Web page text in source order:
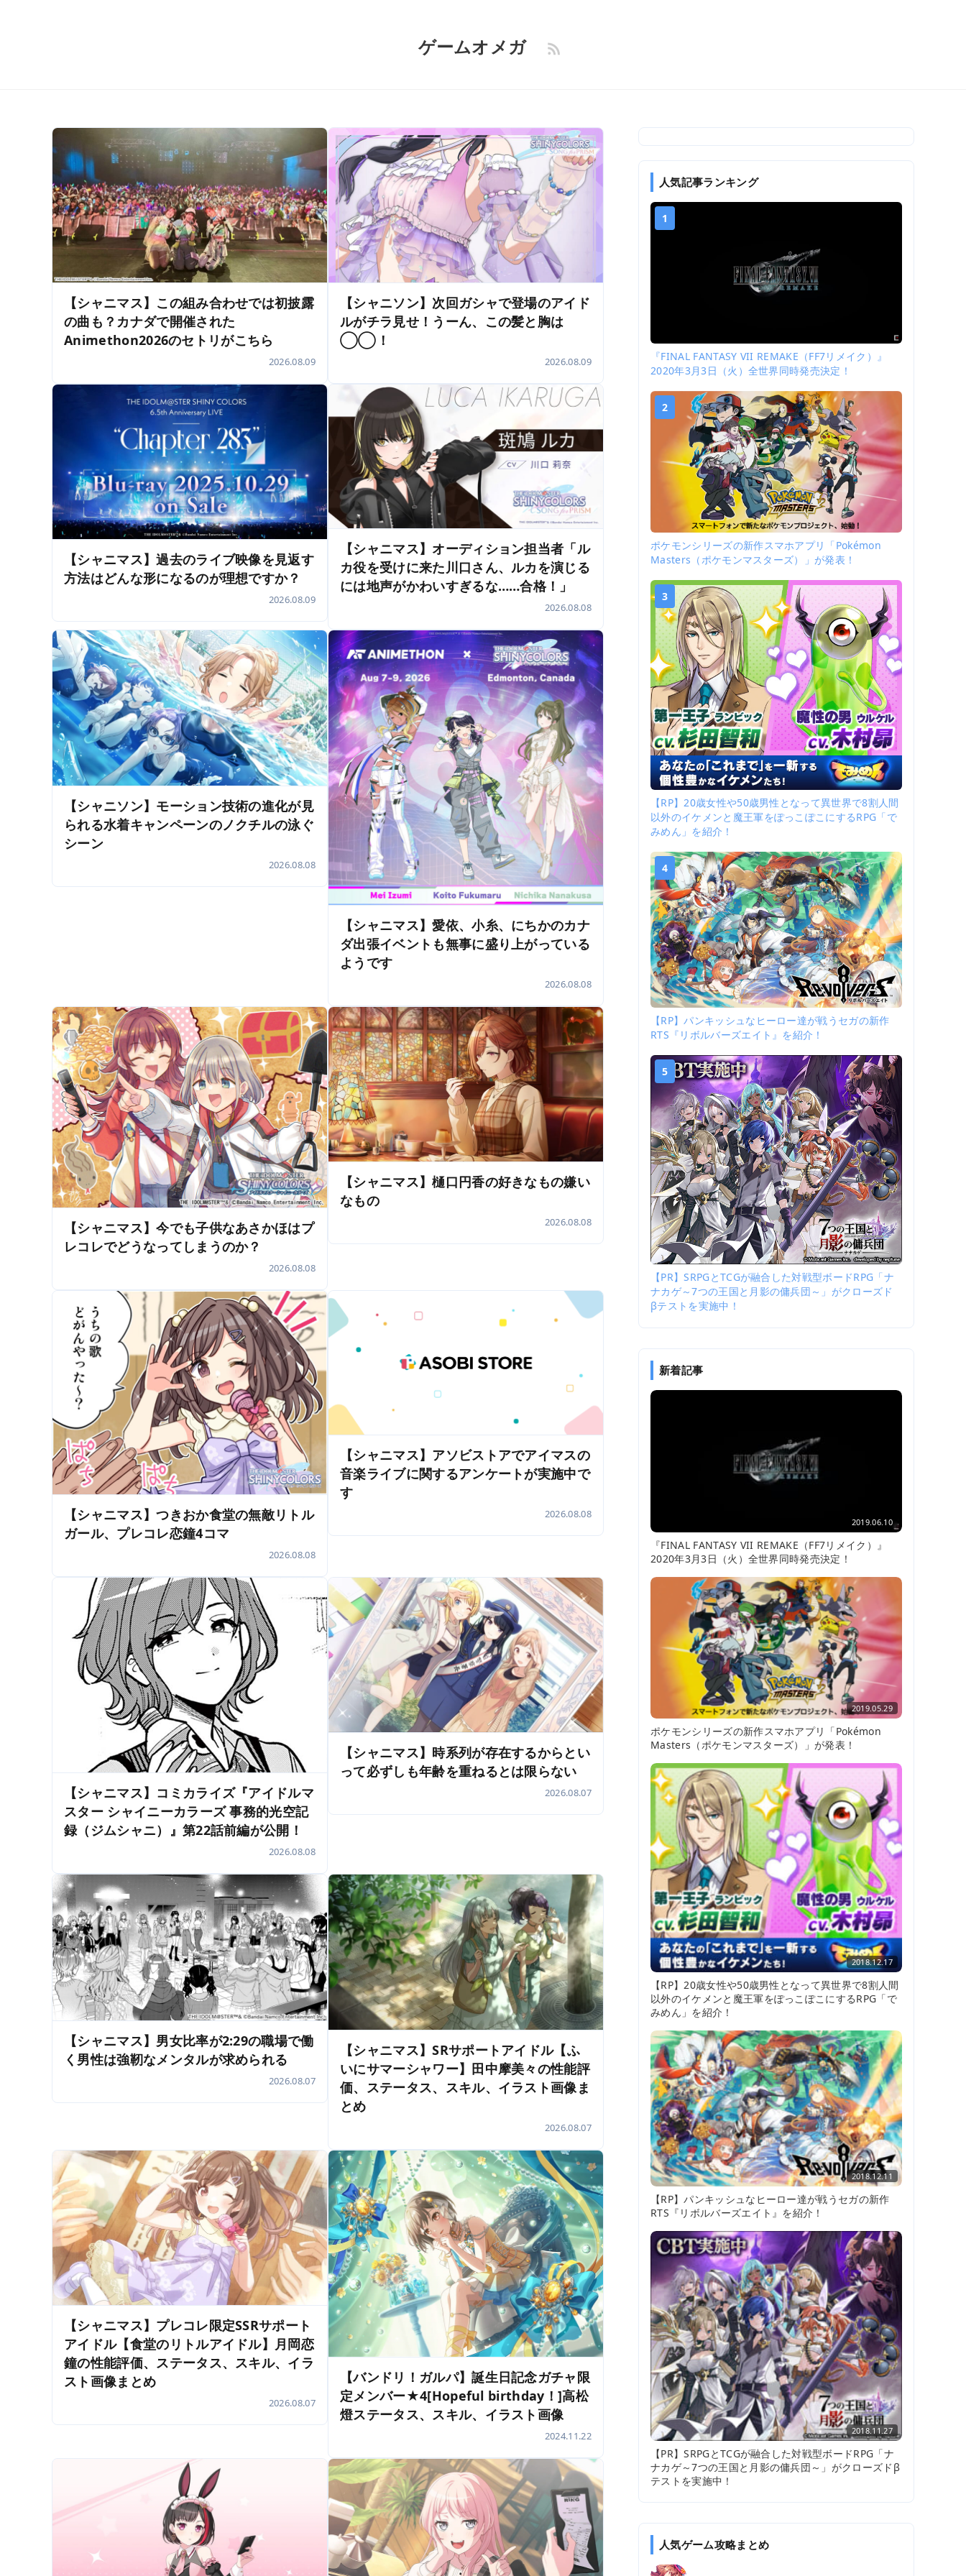
ゲームオメガ
【シャニマス】この組み合わせでは初披露
の曲も？カナダで開催された
Animethon2026のセトリがこちら
2026.08.09
【シャニソン】次回ガシャで登場のアイド
ルがチラ見せ！うーん、この髪と胸は
◯◯！
2026.08.09
【シャニマス】過去のライブ映像を見返す
方法はどんな形になるのが理想ですか？
2026.08.09
【シャニマス】オーディション担当者「ル
カ役を受けに来た川口さん、ルカを演じる
には地声がかわいすぎるな……合格！」
2026.08.08
【シャニソン】モーション技術の進化が見
られる水着キャンペーンのノクチルの泳ぐ
シーン
2026.08.08
【シャニマス】愛依、小糸、にちかのカナ
ダ出張イベントも無事に盛り上がっている
ようです
2026.08.08
【シャニマス】今でも子供なあさかほはプ
レコレでどうなってしまうのか？
2026.08.08
【シャニマス】樋口円香の好きなもの嫌い
なもの
2026.08.08
【シャニマス】つきおか食堂の無敵リトル
ガール、プレコレ恋鐘4コマ
2026.08.08
【シャニマス】アソビストアでアイマスの
音楽ライブに関するアンケートが実施中で
す
2026.08.08
【シャニマス】コミカライズ『アイドルマ
スター シャイニーカラーズ 事務的光空記
録（ジムシャニ）』第22話前編が公開！
2026.08.08
【シャニマス】時系列が存在するからとい
って必ずしも年齢を重ねるとは限らない
2026.08.07
【シャニマス】男女比率が2:29の職場で働
く男性は強靭なメンタルが求められる
2026.08.07
【シャニマス】SRサポートアイドル【ふ
いにサマーシャワー】田中摩美々の性能評
価、ステータス、スキル、イラスト画像ま
とめ
2026.08.07
【シャニマス】プレコレ限定SSRサポート
アイドル【食堂のリトルアイドル】月岡恋
鐘の性能評価、ステータス、スキル、イラ
スト画像まとめ
2026.08.07
【バンドリ！ガルパ】誕生日記念ガチャ限
定メンバー★4[Hopeful birthday！]高松
燈ステータス、スキル、イラスト画像
2024.11.22
人気記事ランキング
1
『FINAL FANTASY VII REMAKE（FF7リメイク）』
2020年3月3日（火）全世界同時発売決定！
2
ポケモンシリーズの新作スマホアプリ「Pokémon
Masters（ポケモンマスターズ）」が発表！
3
【RP】20歳女性や50歳男性となって異世界で8割人間
以外のイケメンと魔王軍をぽっこぽこにするRPG「で
みめん」を紹介！
4
【RP】パンキッシュなヒーロー達が戦うセガの新作
RTS『リボルバーズエイト』を紹介！
5
【PR】SRPGとTCGが融合した対戦型ボードRPG「ナ
ナカゲ～7つの王国と月影の傭兵団～」がクローズド
βテストを実施中！
新着記事
2019.06.10
『FINAL FANTASY VII REMAKE（FF7リメイク）』
2020年3月3日（火）全世界同時発売決定！
2019.05.29
ポケモンシリーズの新作スマホアプリ「Pokémon
Masters（ポケモンマスターズ）」が発表！
2018.12.17
【RP】20歳女性や50歳男性となって異世界で8割人間
以外のイケメンと魔王軍をぽっこぽこにするRPG「で
みめん」を紹介！
2018.12.11
【RP】パンキッシュなヒーロー達が戦うセガの新作
RTS『リボルバーズエイト』を紹介！
2018.11.27
【PR】SRPGとTCGが融合した対戦型ボードRPG「ナ
ナカゲ～7つの王国と月影の傭兵団～」がクローズドβ
テストを実施中！
人気ゲーム攻略まとめ